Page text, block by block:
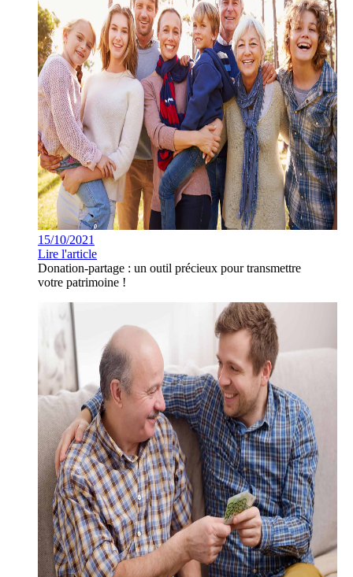
15/10/2021
Lire l'article
Donation-partage : un outil précieux pour transmettre
votre patrimoine !